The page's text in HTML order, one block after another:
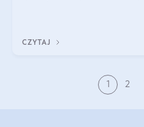
CZYTAJ
1 2